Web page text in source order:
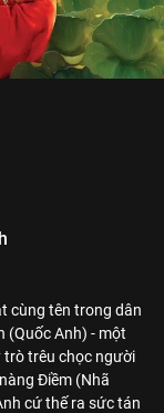
cùng tên trong dân
(Quốc Anh) - một
trò trêu chọc người
Điềm (Nhã
cứ thế ra sức tán